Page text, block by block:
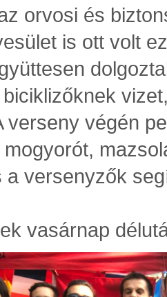
orvosi és
is ott volt
verseny végén
a versenyzők
vasárnap